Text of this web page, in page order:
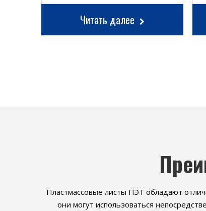
Читать далее
Пластмассовые листы ПЭТ обладают
они могут использоваться